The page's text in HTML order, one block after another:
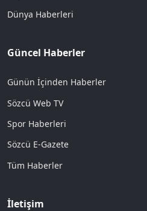
Dünya Haberleri
Güncel Haberler
Günün İçinden Haberler
Sözcü Web TV
Spor Haberleri
Sözcü E-Gazete
Tüm Haberler
İletişim